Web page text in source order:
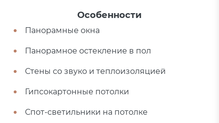
Особенности
Панорамные окна
Панорамное остекление в пол
Стены со звуко и теплоизоляцией
Гипсокартонные потолки
Спот-светильники на потолке